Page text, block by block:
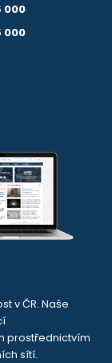
000
000
v ČR. Naše
prostřednictvím
sítí.